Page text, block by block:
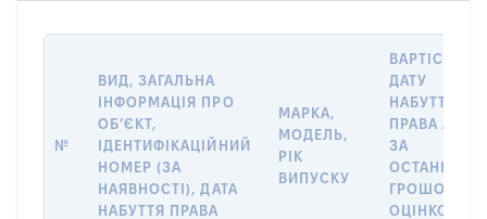
№
ВИД, ЗАГАЛЬНА
ІНФОРМАЦІЯ ПРО
ОБʼЄКТ,
ІДЕНТИФІКАЦІЙНИЙ
НОМЕР (ЗА
НАЯВНОСТІ), ДАТА
НАБУТТЯ ПРАВА
МАРКА,
МОДЕЛЬ,
РІК
ВИПУСКУ
ВАРТІСТЬ НА
ДАТУ
НАБУТТЯ
ПРАВА АБО
ЗА
ГРОШОВОЮ
ОЦІНКОЮ,